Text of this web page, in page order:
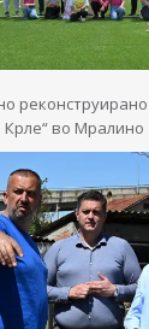
Крле“ во Мралино